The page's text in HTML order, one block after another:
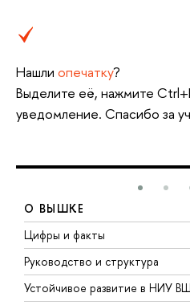
Нашли опечатку?
Выделите её, нажмите
уведомление. Спасибо за
О ВЫШКЕ
Цифры и факты
Руководство и структура
Устойчивое развитие в НИУ